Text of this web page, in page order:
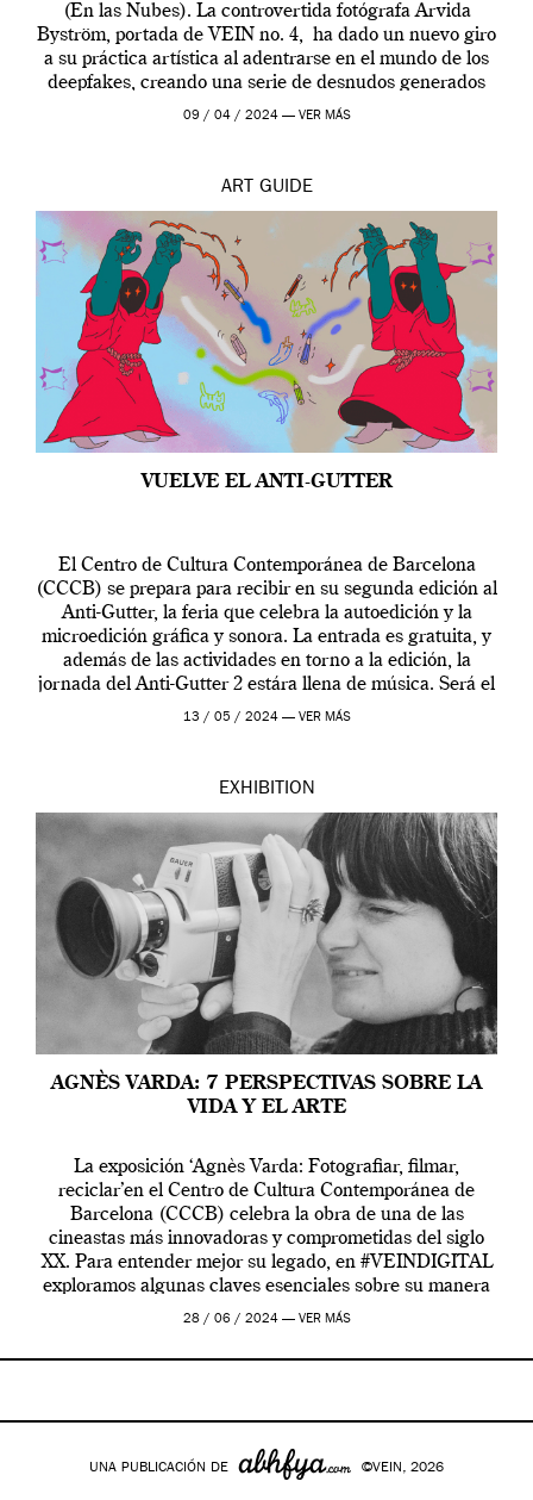
(En las Nubes). La controvertida fotógrafa Arvida
Byström, portada de VEIN no. 4, ha dado un nuevo giro
a su práctica artística al adentrarse en el mundo de los
deepfakes, creando una serie de desnudos generados
por […]
09 / 04 / 2024 — VER MÁS
ART GUIDE
VUELVE EL ANTI-GUTTER
El Centro de Cultura Contemporánea de Barcelona
(CCCB) se prepara para recibir en su segunda edición al
Anti-Gutter, la feria que celebra la autoedición y la
microedición gráfica y sonora. La entrada es gratuita, y
además de las actividades en torno a la edición, la
jornada del Anti-Gutter 2 estára llena de música. Será el
[…]
13 / 05 / 2024 — VER MÁS
EXHIBITION
AGNÈS VARDA: 7 PERSPECTIVAS SOBRE LA
VIDA Y EL ARTE
La exposición ‘Agnès Varda: Fotografiar, filmar,
reciclar’en el Centro de Cultura Contemporánea de
Barcelona (CCCB) celebra la obra de una de las
cineastas más innovadoras y comprometidas del siglo
XX. Para entender mejor su legado, en #VEINDIGITAL
exploramos algunas claves esenciales sobre su manera
de entender la vida, el cine y el arte contemporáneo.
28 / 06 / 2024 — VER MÁS
UNA PUBLICACIÓN DE ©VEIN, 2026